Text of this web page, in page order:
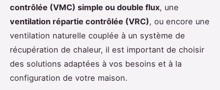
contrôlée (VMC) simple ou double flux, une
ventilation répartie contrôlée (VRC), ou encore une
ventilation naturelle couplée à un système de
récupération de chaleur, il est important de choisir
des solutions adaptées à vos besoins et à la
configuration de votre maison.